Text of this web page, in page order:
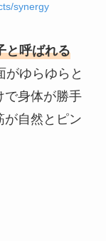
synergy
と呼ばれる
がゆらゆらと
で身体が勝手
が自然とピン